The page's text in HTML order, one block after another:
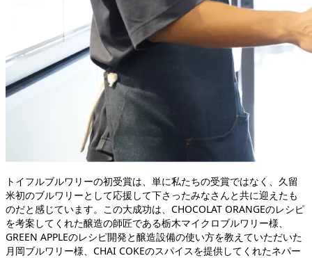
トイフルブルワリーの初受賞は、単に私たちの受賞ではなく、久留
米初のブルワリーとして応援して下さったみなさんと共に迎えたも
のだと感じています。 この大成功は、CHOCOLAT ORANGEのレシピ
を考案してくれた醸造の師匠である栃木マイクロブルワリー様、
GREEN APPLEのレシピ開発と醸造設備の使い方を教えていただいた
月岡ブルワリー様、CHAI COKEのスパイスを提供してくれたネパー